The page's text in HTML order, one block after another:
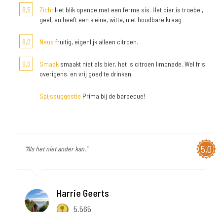
6,5
Zicht Het blik opende met een ferme sis. Het bier is troebel,
geel, en heeft een kleine, witte, niet houdbare kraag
6,0 Neus fruitig, eigenlijk alleen citroen.
6,0 Smaak smaakt niet als bier, het is citroen limonade. Wel fris
overigens. en vrij goed te drinken.
Spijssuggestie Prima bij de barbecue!
5,0
"Als het niet ander kan."
Harrie Geerts
5.565